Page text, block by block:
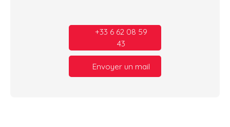
+33 6 62 08 59
43
Envoyer un mail